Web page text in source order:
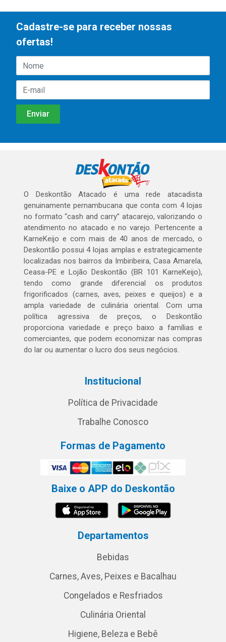
Cadastre-se para receber nossas
ofertas!
O Deskontão Atacado é uma rede atacadista
genuinamente pernambucana que conta com 4 lojas
no formato “cash and carry” atacarejo, valorizando o
atendimento no atacado e no varejo. Pertencente a
KarneKeijo e com mais de 40 anos de mercado, o
Deskontão possui 4 lojas amplas e estrategicamente
localizadas nos bairros da Imbiribeira, Casa Amarela,
Ceasa-PE e Lojão Deskontão (BR 101 KarneKeijo),
tendo como grande diferencial os produtos
frigorificados (carnes, aves, peixes e queijos) e a
ampla variedade de culinária oriental. Com uma
política agressiva de preços, o Deskontão
proporciona variedade e preço baixo a famílias e
comerciantes, que podem economizar nas compras
do lar ou aumentar o lucro dos seus negócios.
Institucional
Política de Privacidade
Trabalhe Conosco
Formas de Pagamento
Baixe o APP do Deskontão
Departamentos
Bebidas
Carnes, Aves, Peixes e Bacalhau
Congelados e Resfriados
Culinária Oriental
Higiene, Beleza e Bebê